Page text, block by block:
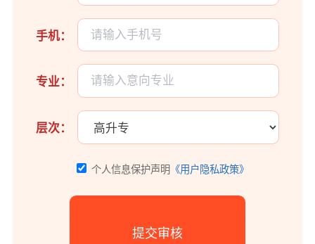
手机：
专业：
层次：
个人信息保护声明 《用户隐私政策》